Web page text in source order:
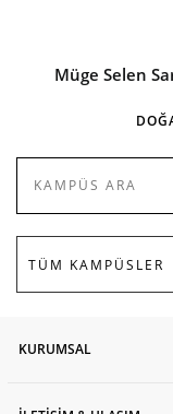
Müge Selen
KURUMSAL